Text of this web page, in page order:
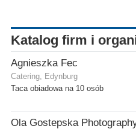
Katalog firm i
Agnieszka Fec
Catering, Edynburg
Taca obiadowa na 10 osób
Ola Gostepska